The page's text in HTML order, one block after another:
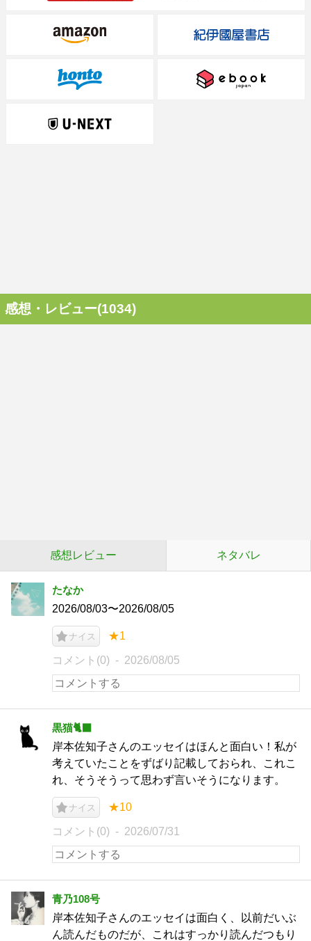
感想・レビュー(1034)
感想レビュー ネタバレ
たなか
2026/08/03〜2026/08/05
ナイス ★1
コメント(0) 2026/08/05
黒猫🐈‍⬛
岸本佐知子さんのエッセイはほんと面白い！私が
考えていたことをずばり記載しておられ、これこ
れ、そうそうって思わず言いそうになります。
ナイス ★10
コメント(0) 2026/07/31
青乃108号
岸本佐知子さんのエッセイは面白く、以前だいぶ
ん読んだものだが、これはすっかり読んだつもり